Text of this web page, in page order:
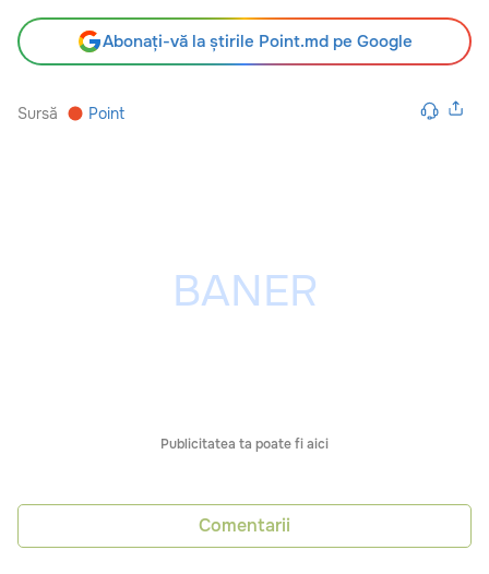
Abonați-vă la știrile Point.md pe Google
Sursă Point
Publicitatea ta poate fi aici
Comentarii